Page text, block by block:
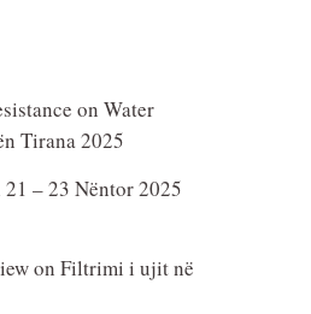
on Water
Tirana 2025
21 – 23 Nëntor 2025
on Filtrimi i ujit në